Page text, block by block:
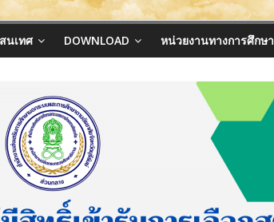
นเทศ DOWNLOAD หน่วยงานทางการศึกษา